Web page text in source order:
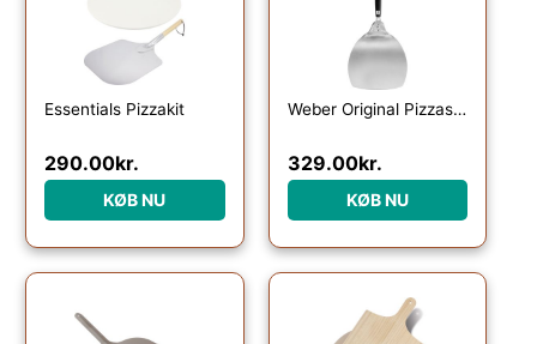
Essentials Pizzakit
290.00kr.
KØB NU
Weber Original Pizzaspade 31,4 cm
329.00kr.
KØB NU